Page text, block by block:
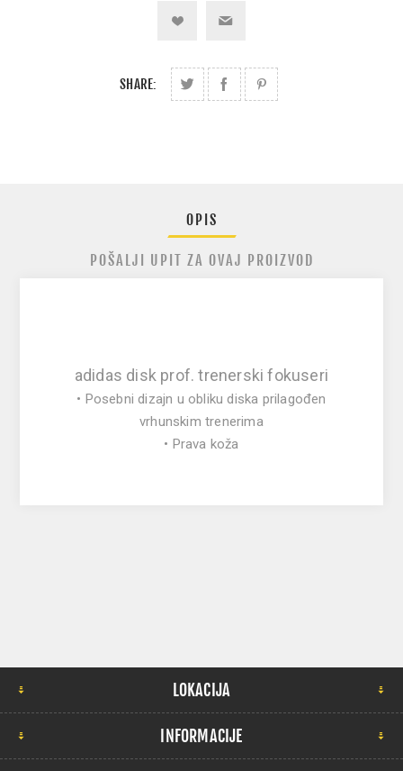
SHARE:
OPIS
POŠALJI UPIT ZA OVAJ PROIZVOD
adidas disk prof. trenerski fokuseri
• Posebni dizajn u obliku diska prilagođen
vrhunskim trenerima
• Prava koža
LOKACIJA
INFORMACIJE